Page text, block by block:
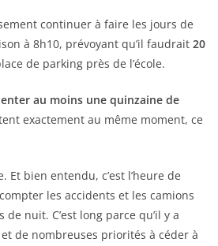
continuer à faire les jours de
à 8h10, prévoyant qu’il faudrait 20
de parking près de l’école.
au moins une quinzaine de
exactement au même moment, ce
bien entendu, c’est l’heure de
les accidents et les camions
nuit. C’est long parce qu’il y a
de nombreuses priorités à céder à